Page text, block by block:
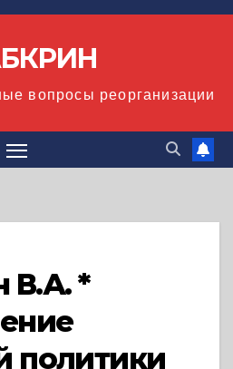
вопросы реорганизации
*
политики